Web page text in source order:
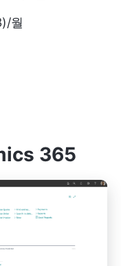
월
365